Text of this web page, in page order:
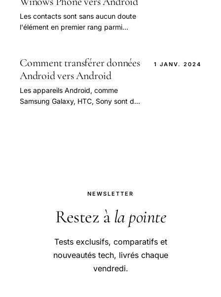
Les contacts sont sans aucun doute
l'élément en premier rang parmi
pouvons pas appeler.
Comment transférer données
Android vers Android
Les appareils Android, comme
Samsung Galaxy, HTC, Sony sont de
1 JANV. 2024
NEWSLETTER
Restez à la pointe
Tests exclusifs, comparatifs et
nouveautés tech, livrés chaque
vendredi.